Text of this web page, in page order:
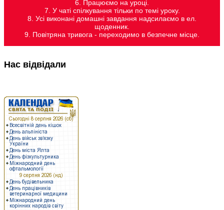
6. Працюємо на уроці.
7. У чаті спілкування тільки по темі уроку.
8. Усі виконані домашні завдання надсилаємо в ел.
щоденник.
9. Повітряна тривога - переходимо в безпечне місце.
Нас відвідали